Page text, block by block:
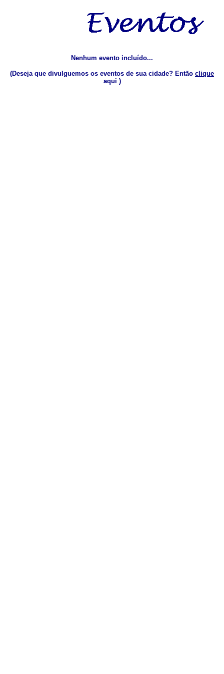
Nenhum evento incluído...
(Deseja que divulguemos os eventos de sua cidade? Então clique
aqui )